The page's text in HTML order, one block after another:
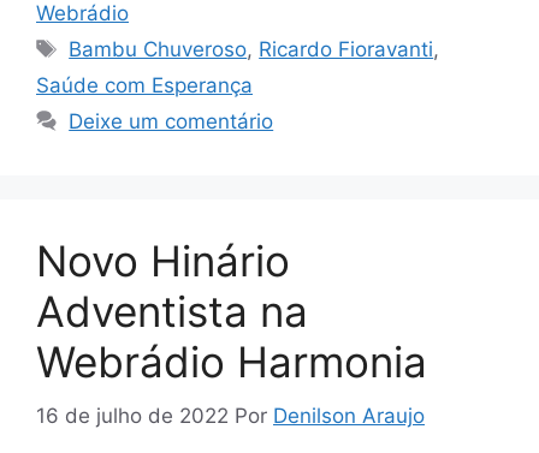
A
p
p
a
m
e
n
g
b
o
o
dI er
Webrádio
Tags
Bambu Chuveroso, Ricardo Fioravanti,
Saúde com Esperança
Deixe um comentário
Novo Hinário
Adventista na
Webrádio Harmonia
16 de julho de 2022 Por Denilson Araujo